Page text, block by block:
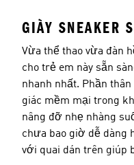
GIÀY SNEAKER
Vừa thể thao vừa đàn
cho trẻ em này sẵn
nhanh nhất. Phần
giác mềm mại trong
nâng đỡ nhẹ nhàng
chưa bao giờ dễ dàng
với quai dán trên giúp